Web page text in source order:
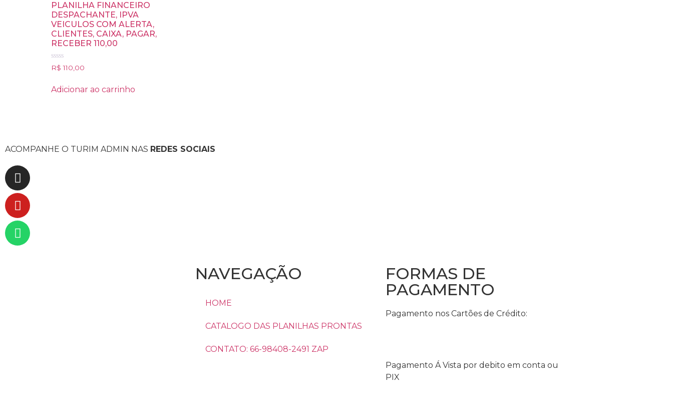
PLANILHA FINANCEIRO
DESPACHANTE, IPVA
VEICULOS COM ALERTA,
CLIENTES, CAIXA, PAGAR,
RECEBER 110,00
Avaliação
0
5
R$ 110,00
Adicionar ao carrinho
ACOMPANHE O TURIM ADMIN NAS REDES SOCIAIS
NAVEGAÇÃO
HOME
CATALOGO DAS PLANILHAS PRONTAS
CONTATO: 66-98408-2491 ZAP
FORMAS DE
PAGAMENTO
Pagamento nos Cartões de Crédito:
Pagamento Á Vista por debito em conta ou
PIX